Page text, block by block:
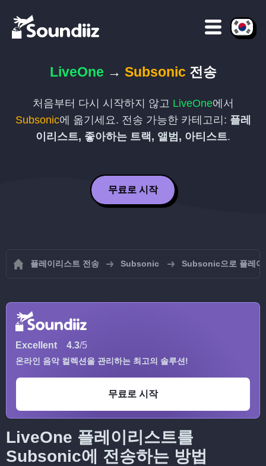
LiveOne → Subsonic 전송
처음부터 다시 시작하지 않고 LiveOne에서
Subsonic에 옮기세요. 전송 가능한 카테고리: 플레
이리스트, 좋아하는 트랙, 앨범, 아티스트.
무료로 시작
플레이리스트 전송 Subsonic Subsonic으로 플레이
Excellent 4.3/5
온라인 음악 컬렉션을 관리하는 최고의 솔루션!
무료로 시작
LiveOne 플레이리스트를
Subsonic에 전송하는 방법